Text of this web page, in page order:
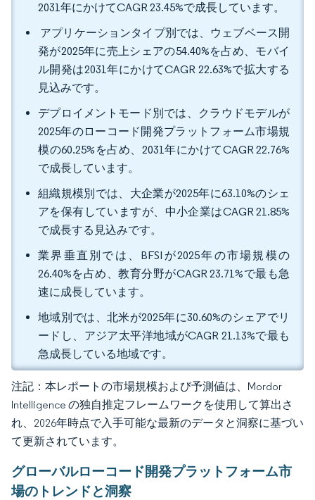
2031年にかけてCAGR 23.45%で成長しています。
アプリケーションタイプ別では、ウェブベース開
発が2025年に売上シェアの54.40%を占め、モバイ
ル開発は2031年にかけてCAGR 22.63%で拡大する
見込みです。
デプロイメントモード別では、クラウドモデルが
2025年のローコード開発プラットフォーム市場規
模の60.25%を占め、2031年にかけてCAGR 22.76%
で成長しています。
組織規模別では、大企業が2025年に63.10%のシェ
アを保有していますが、中小企業はCAGR 21.85%
で成長する見込みです。
業界垂直別では、BFSIが2025年の市場規模の
26.40%を占め、教育分野がCAGR 23.71%で最も急
速に成長しています。
地域別では、北米が2025年に30.60%のシェアでリ
ードし、アジア太平洋地域がCAGR 21.13%で最も
急成長している地域です。
注記：本レポートの市場規模および予測値は、Mordor
Intelligence の独自推定フレームワークを使用して算出さ
れ、2026年時点で入手可能な最新のデータと洞察に基づい
て更新されています。
グローバルローコード開発プラットフォーム市
場のトレンドと洞察